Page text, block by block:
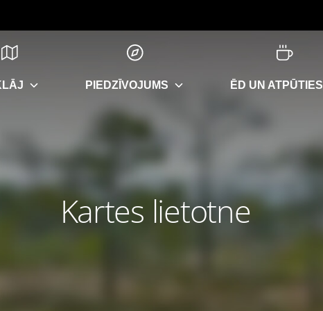
PIEDZĪVOJUMS ĒD UN ATPŪTIES
Kartes lietotne